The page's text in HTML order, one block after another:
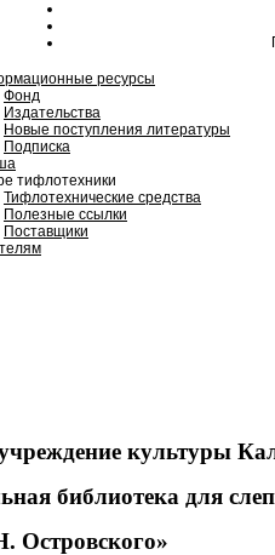
ресурсы
Фонд
Издательства
Новые поступления литературы
Подписка
тифлотехники
Тифлотехнические средства
Полезные ссылки
Поставщики
учреждение культуры
библиотека для
Островского»